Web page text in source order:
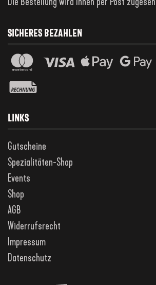
SICHERES BEZAHLEN
LINKS
Gutscheine
Spezialitäten-Shop
Events
Shop
AGB
Widerrufsrecht
Impressum
Datenschutz